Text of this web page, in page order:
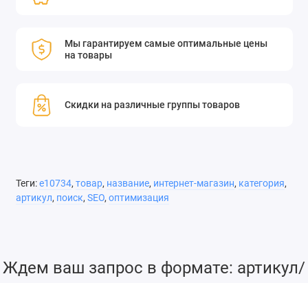
Мы гарантируем самые оптимальные цены
на товары
Скидки на различные группы товаров
Теги:e10734, товар, название, интернет-магазин, категория,
артикул, поиск, SEO, оптимизация
Ждем ваш запрос в формате: артикул/